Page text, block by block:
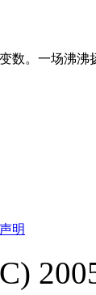
数。一场沸沸
明